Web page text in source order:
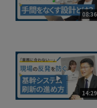
08:36
14:29